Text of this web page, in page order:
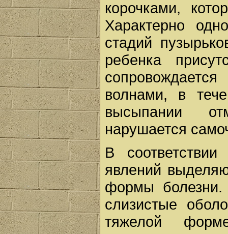
корочками,
Характерно
стадий
ребенка
волнами, в
высыпании
нарушается
В
явлений
формы
слизистые
тяжелой